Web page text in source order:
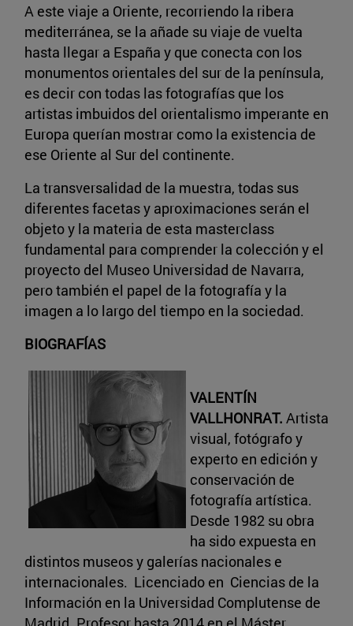
A este viaje a Oriente, recorriendo la ribera
mediterránea, se la añade su viaje de vuelta
hasta llegar a España y que conecta con los
monumentos orientales del sur de la península,
es decir con todas las fotografías que los
artistas imbuidos del orientalismo imperante en
Europa querían mostrar como la existencia de
ese Oriente al Sur del continente.
La transversalidad de la muestra, todas sus
diferentes facetas y aproximaciones serán el
objeto y la materia de esta masterclass
fundamental para comprender la colección y el
proyecto del Museo Universidad de Navarra,
pero también el papel de la fotografía y la
imagen a lo largo del tiempo en la sociedad.
BIOGRAFÍAS
VALENTÍN
VALLHONRAT. Artista
visual, fotógrafo y
experto en edición y
conservación de
fotografía artística.
Desde 1982 su obra
ha sido expuesta en
distintos museos y galerías nacionales e
internacionales. Licenciado en Ciencias de la
Información en la Universidad Complutense de